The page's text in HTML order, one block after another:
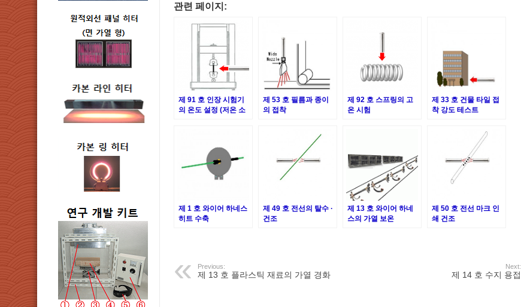
관련 페이지:
제 91 호 인장 시험기
의 온도 설정 (저온 소
제 53 호 필름과 종이
의 접착
제 92 호 스프링의 고
온 시험
제 33 호 건물 타일 접
착 강도 테스트
제 1 호 와이어 하네스
히트 수축
제 49 호 전선의 탈수 ·
건조
제 13 호 와이어 하네
스의 가열 보온
제 50 호 전선 마크 인
쇄 건조
Previous:
제 13 호 플라스틱 재료의 가열 경화
Next:
제 14 호 수지 용접